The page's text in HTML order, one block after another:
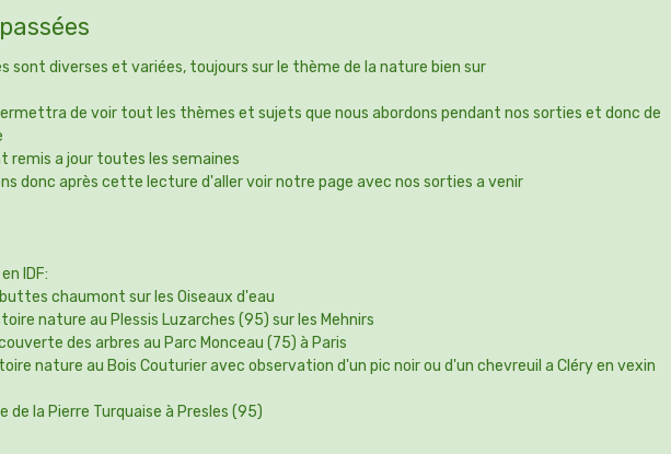
sont diverses et variées, toujours sur le thème de la nature bien sur
de voir tout les thèmes et sujets que nous abordons pendant nos sorties et donc de
remis a jour toutes les semaines
donc après cette lecture d'aller voir notre page avec nos sorties a venir
IDF:
chaumont sur les Oiseaux d'eau
nature au Plessis Luzarches (95) sur les Mehnirs
des arbres au Parc Monceau (75) à Paris
nature au Bois Couturier avec observation d'un pic noir ou d'un chevreuil a Cléry en vexin
la Pierre Turquaise à Presles (95)